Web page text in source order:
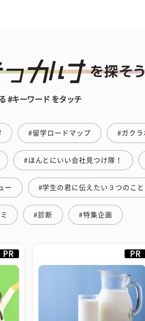
#キーワード をタッチ
#留学ロードマップ #ガクラ
#ほんとにいい会社見つけ隊！
ー #学生の君に伝えたい３つのこと
#診断 #特集企画
PR PR